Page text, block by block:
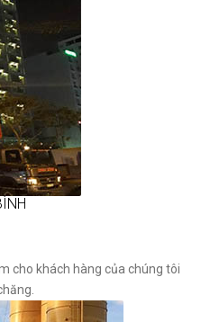
cho khách hàng của chúng tôi